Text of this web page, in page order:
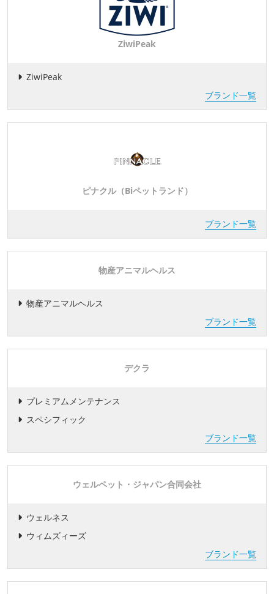
ZiwiPeak
ZiwiPeak
ブランド一覧
ピナクル（Biペットランド）
ブランド一覧
物産アニマルヘルス
物産アニマルヘルス
ブランド一覧
デクラ
プレミアムメンテナンス
スペシフィック
ブランド一覧
ウェルペット・ジャパン合同会社
ウェルネス
ウィムズィーズ
ブランド一覧